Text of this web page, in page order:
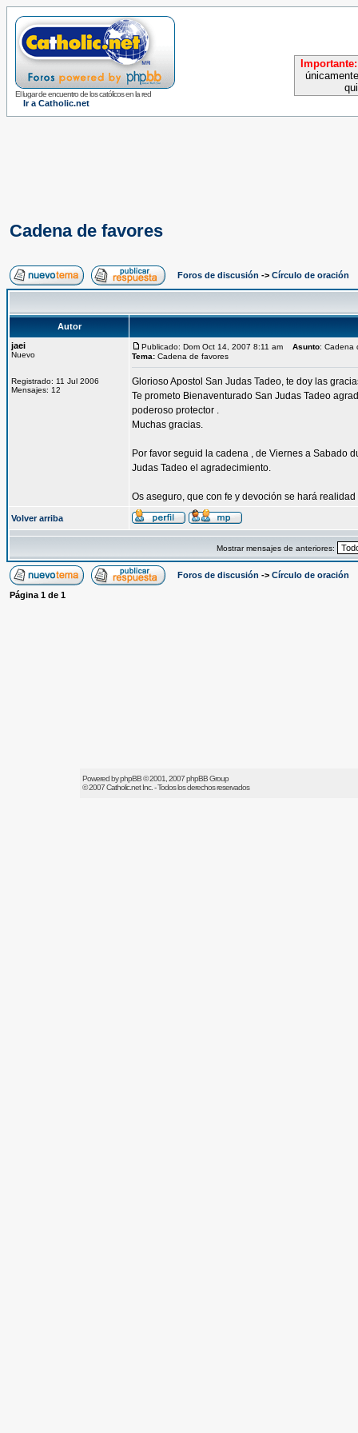
El lugar de encuentro de los católicos en la red
Ir a Catholic.net
Importante:
Cadena de favores
Foros de discusión -> Círculo de oración
Autor
jaei
Nuevo
Registrado: 11 Jul 2006
Mensajes: 12
Publicado: Dom Oct 14, 2007 8:11 am Asunto: Cadena
Tema: Cadena de favores
Glorioso Apostol San Judas Tadeo, te doy las
Te prometo Bienaventurado San Judas Tadeo
poderoso protector .
Muchas gracias.
Por favor seguid la cadena , de Viernes a Sabado
Judas Tadeo el agradecimiento.
Os aseguro, que con fe y devoción se hará realidad
Volver arriba
Mostrar mensajes de anteriores:
Foros de discusión -> Círculo de oración
Página 1 de 1
Powered byphpBB© 2001, 2007 phpBB Group
© 2007Catholic.netInc. - Todos los derechos reservados